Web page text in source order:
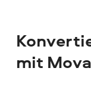
mit